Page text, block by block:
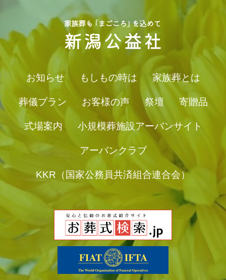
お知らせ もしもの時は 家族葬とは
葬儀プラン お客様の声 祭壇 寄贈品
式場案内 小規模葬施設アーバンサイト
アーバンクラブ
KKR（国家公務員共済組合連合会）